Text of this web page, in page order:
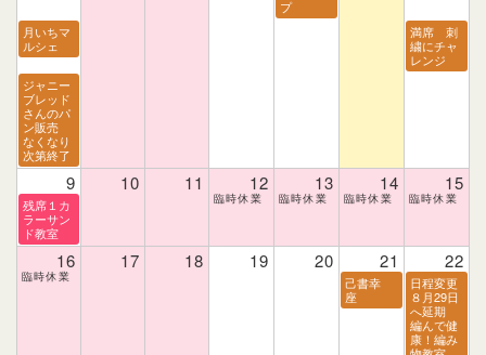
プ
月いちマ
ルシェ
満席 刺
繍にチャ
レンジ
ジャニー
ブレッド
さんのパ
ン販売
なくなり
次第終了
9 10 11 12 13 14 15
残席１カ
ラーサン
ド教室
16 17 18 19 20 21 22
己書幸
座
日程変更
８月29日
へ延期
編んで健
康！編み